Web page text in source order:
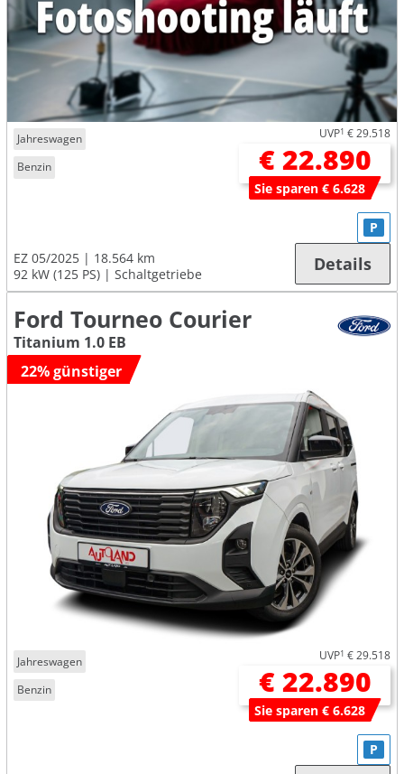
Jahreswagen
Benzin
UVP1 € 29.518
€ 22.890
Sie sparen € 6.628
EZ 05/2025
18.564 km
92 kW (125 PS)
Schaltgetriebe
P
Details
Ford Tourneo Courier
Titanium 1.0 EB
22% günstiger
Jahreswagen
Benzin
UVP1 € 29.518
€ 22.890
Sie sparen € 6.628
P